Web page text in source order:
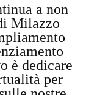
a non
Milazzo
è dedicare
per